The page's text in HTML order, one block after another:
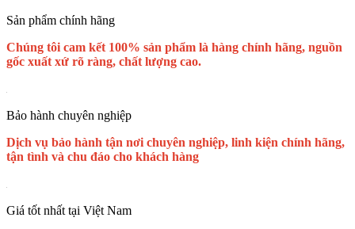
Sản phẩm chính hãng
Chúng tôi cam kết 100% sản phẩm là hàng chính hãng, nguồn
gốc xuất xứ rõ ràng, chất lượng cao.
Bảo hành chuyên nghiệp
Dịch vụ bảo hành tận nơi chuyên nghiệp, linh kiện chính hãng,
tận tình và chu đáo cho khách hàng
Giá tốt nhất tại Việt Nam